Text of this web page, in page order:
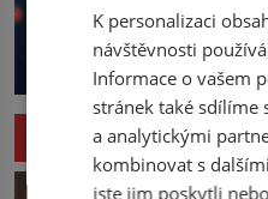
HISTORIE
Odepřela
K personalizaci
návštěvnosti
Informace o vašem
stránek také sdílíme
a analytickými
kombinovat s
jste jim poskytli